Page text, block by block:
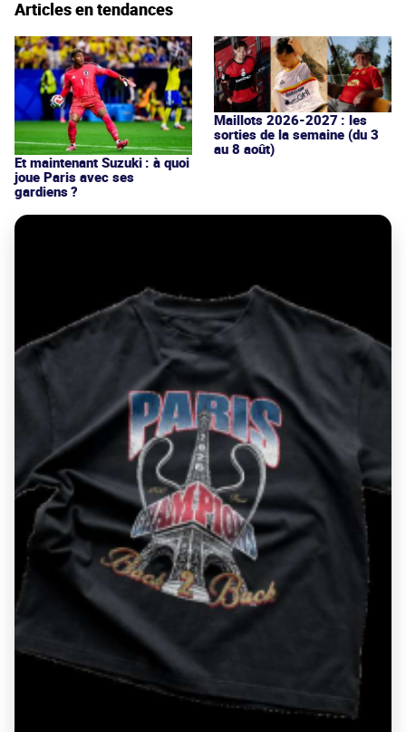
Articles en tendances
Et maintenant Suzuki : à quoi
joue Paris avec ses
gardiens ?
Maillots 2026-2027 : les
sorties de la semaine (du 3
au 8 août)